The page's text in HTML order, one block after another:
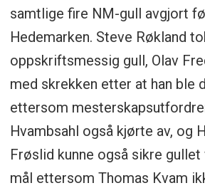
samtlige fire NM-gull avgjort
Hedemarken. Steve Røkland
oppskriftsmessig gull, Olav
med skrekken etter at han ble
ettersom
Hvambsahl også kjørte av, og
Frøslid kunne også sikre
mål ettersom Thomas Kvam